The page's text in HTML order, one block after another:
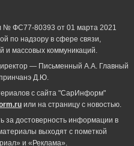
№ ФС77-80393 от 01 марта 2021
по надзору в сфере связи,
массовых коммуникаций.
— Письменный А.А. Главный
Д.Ю.
с сайта "СарИнформ"
или на страницу с новостью.
за достоверность информации в
выходят с пометкой
и «Реклама».